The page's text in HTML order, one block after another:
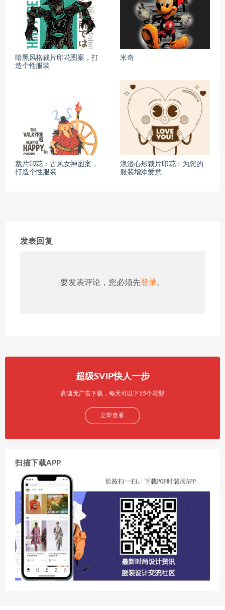
暗黑风格裁片印花图案，打
造个性服装
米奇
裁片印花：古风女神图案，
打造个性服装
浪漫心形裁片印花：为您的
服装增添爱意
发表回复
要发表评论，您必须先登录。
超级SVIP快人一步
高速无广告下载，每天可以下15个花型
立即查看
扫描下载APP